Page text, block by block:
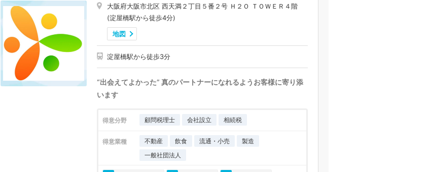
大阪府大阪市北区 西天満２丁目５番２号 Ｈ２Ｏ ＴＯＷＥＲ４階
(淀屋橋駅から徒歩4分)
地図
淀屋橋駅から徒歩3分
“出会えてよかった” 真のパートナーになれるようお客様に寄り添
います
得意分野 顧問税理士 会社設立 相続税
得意業種 不動産 飲食 流通・小売
製造
一般社団法人